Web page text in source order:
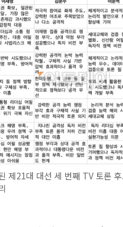
제21대 대선 세 번째 TV 토론 후